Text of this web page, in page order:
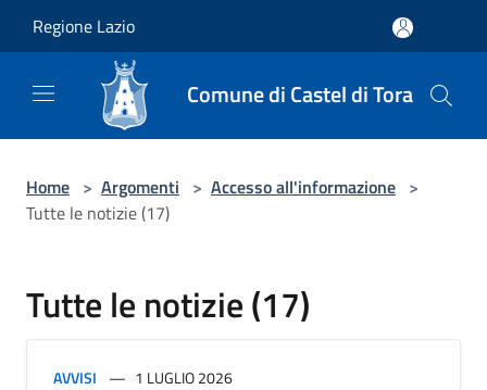
Regione Lazio
Comune di Castel di Tora
Home > Argomenti > Accesso all'informazione >
Tutte le notizie (17)
Tutte le notizie (17)
AVVISI 1 LUGLIO 2026